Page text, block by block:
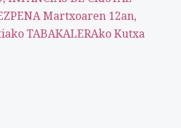
Martxoaren 12an,
TABAKALERAko Kutxa